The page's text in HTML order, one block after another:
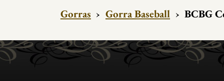
Gorras › Gorra Baseball › BCBG